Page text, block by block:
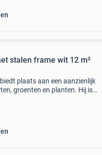
stalen frame wit 12 m²
plaats aan een aanzienlijk
groenten en planten. Hij is